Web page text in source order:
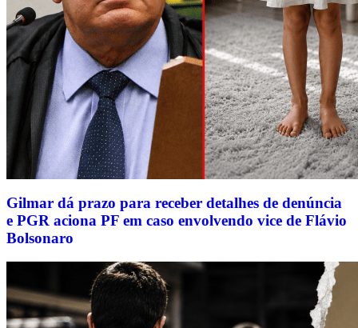
Gilmar dá prazo para receber detalhes de denúncia
e PGR aciona PF em caso envolvendo vice de Flávio
Bolsonaro